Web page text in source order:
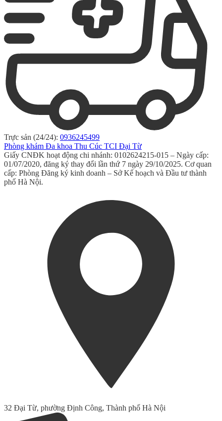
Trực sản (24/24): 0936245499
Phòng khám Đa khoa Thu Cúc TCI Đại Từ
Giấy CNĐK hoạt động chi nhánh: 0102624215-015 – Ngày cấp:
01/07/2020, đăng ký thay đổi lần thứ 7 ngày 29/10/2025. Cơ quan
cấp: Phòng Đăng ký kinh doanh – Sở Kế hoạch và Đầu tư thành
phố Hà Nội.
32 Đại Từ, phường Định Công, Thành phố Hà Nội